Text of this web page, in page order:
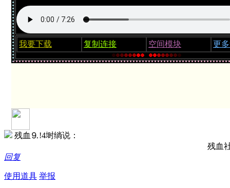
我要下载 复制连接 空间模块 更
残血⒐!4埘绱说：
残血
回复
使用道具 举报